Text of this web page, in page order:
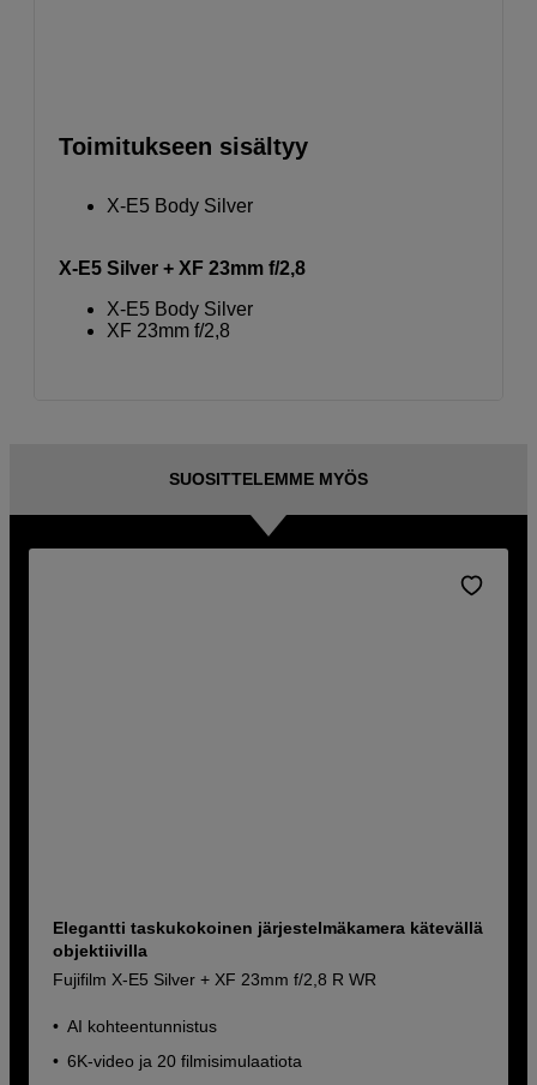
Toimitukseen sisältyy
X-E5 Body Silver
X-E5 Silver + XF 23mm f/2,8
X-E5 Body Silver
XF 23mm f/2,8
SUOSITTELEMME MYÖS
Elegantti taskukokoinen järjestelmäkamera kätevällä
objektiivilla
Fujifilm X-E5 Silver + XF 23mm f/2,8 R WR
AI kohteentunnistus
6K-video ja 20 filmisimulaatiota